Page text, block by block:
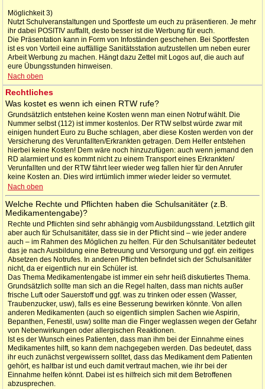
Möglichkeit 3)
Nutzt Schulveranstaltungen und Sportfeste um euch zu präsentieren. Je mehr
ihr dabei POSITIV auffallt, desto besser ist die Werbung für euch.
Die Präsentation kann in Form von Infoständen geschehen. Bei Sportfesten
ist es von Vorteil eine auffällige Sanitätsstation aufzustellen um neben eurer
Arbeit Werbung zu machen. Hängt dazu Zettel mit Logos auf, die auch auf
eure Übungsstunden hinweisen.
Nach oben
Rechtliches
Was kostet es wenn ich einen RTW rufe?
Grundsätzlich entstehen keine Kosten wenn man einen Notruf wählt. Die
Nummer selbst (112) ist immer kostenlos. Der RTW selbst würde zwar mit
einigen hundert Euro zu Buche schlagen, aber diese Kosten werden von der
Versicherung des Verunfallten/Erkrankten getragen. Dem Helfer entstehen
hierbei keine Kosten! Dem wäre noch hinzuzufügen: auch wenn jemand den
RD alarmiert und es kommt nicht zu einem Transport eines Erkrankten/
Verunfallten und der RTW fährt leer wieder weg fallen hier für den Anrufer
keine Kosten an. Dies wird irrtümlich immer wieder leider so vermutet.
Nach oben
Welche Rechte und Pflichten haben die Schulsanitäter (z.B.
Medikamentengabe)?
Rechte und Pflichten sind sehr abhängig vom Ausbildungsstand. Letztlich gilt
aber auch für Schulsanitäter, dass sie in der Pflicht sind – wie jeder andere
auch – im Rahmen des Möglichen zu helfen. Für den Schulsanitäter bedeutet
das je nach Ausbildung eine Betreuung und Versorgung und ggf. ein zeitiges
Absetzen des Notrufes. In anderen Pflichten befindet sich der Schulsanitäter
nicht, da er eigentlich nur ein Schüler ist.
Das Thema Medikamentengabe ist immer ein sehr heiß diskutiertes Thema.
Grundsätzlich sollte man sich an die Regel halten, dass man nichts außer
frische Luft oder Sauerstoff und ggf. was zu trinken oder essen (Wasser,
Traubenzucker, usw), falls es eine Besserung bewirken könnte. Von allen
anderen Medikamenten (auch so eigentlich simplen Sachen wie Aspirin,
Bepanthen, Fenestil, usw) sollte man die Finger weglassen wegen der Gefahr
von Nebenwirkungen oder allergischen Reaktionen.
Ist es der Wunsch eines Patienten, dass man ihm bei der Einnahme eines
Medikamentes hilft, so kann dem nachgegeben werden. Das bedeutet, dass
ihr euch zunächst vergewissern solltet, dass das Medikament dem Patienten
gehört, es haltbar ist und euch damit vertraut machen, wie ihr bei der
Einnahme helfen könnt. Dabei ist es hilfreich sich mit dem Betroffenen
abzusprechen.